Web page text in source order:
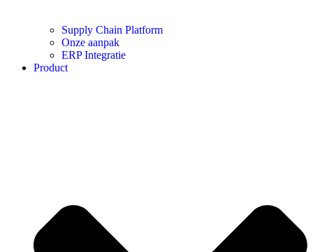
Supply Chain Platform
Onze aanpak
ERP Integratie
Product